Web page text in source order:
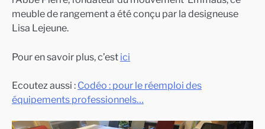
meuble de rangement a été conçu par la designeuse
Lisa Lejeune.
Pour en savoir plus, c’est ici
Ecoutez aussi : Codéo : pour le réemploi des
équipements professionnels…